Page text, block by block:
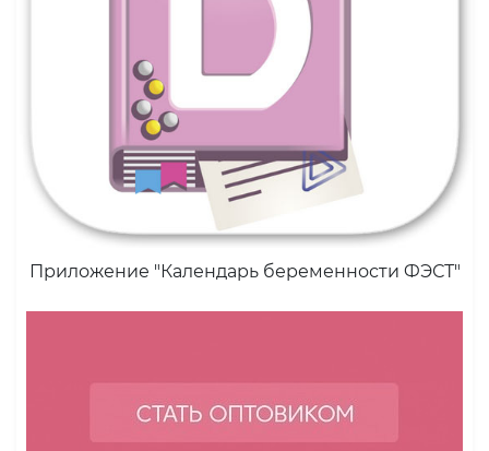
Приложение "Календарь беременности ФЭСТ"